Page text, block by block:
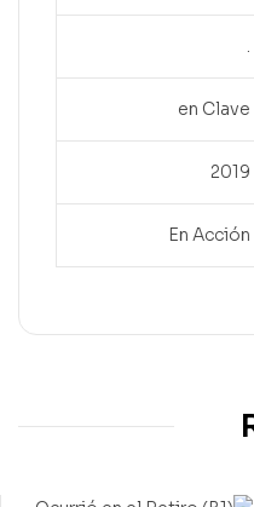
.
en Clave
2019
En Acción